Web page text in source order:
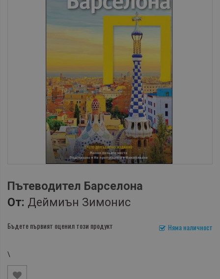
Пътеводител Барселона
От: Деймиън Зимонис
Няма наличност
Бъдете първият оценил този продукт
\